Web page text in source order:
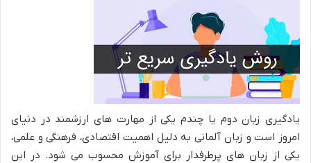
یادگیری زبان دوم یا چندم یکی از مهارت های ارزشمند در دنیای
امروز است و زبان آلمانی به دلیل اهمیت اقتصادی، فرهنگی و علمی،
یکی از زبان های پرطرفدار برای آموزش محسوب می شود. در این